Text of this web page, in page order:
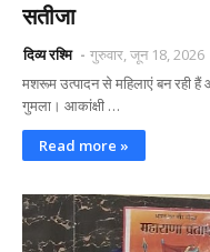
सतीजा
दिव्य रश्मि
गुरुवार, जून 18, 2026
मशरूम उत्पादन से महिलाएं बन रही हैं
गुमला। आकांक्षी …
Read more »